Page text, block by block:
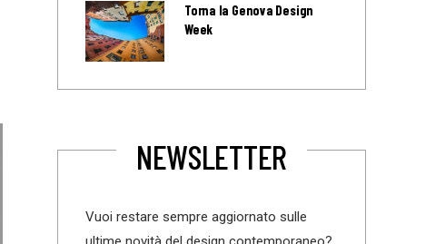
Torna la Genova Design
Week
NEWSLETTER
Vuoi restare sempre aggiornato sulle